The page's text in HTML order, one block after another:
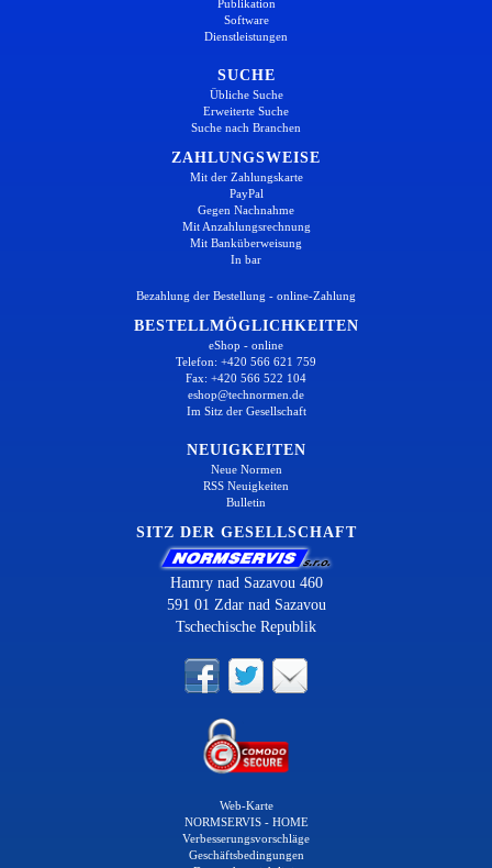
Publikation
Software
Dienstleistungen
SUCHE
Übliche Suche
Erweiterte Suche
Suche nach Branchen
ZAHLUNGSWEISE
Mit der Zahlungskarte
PayPal
Gegen Nachnahme
Mit Anzahlungsrechnung
Mit Banküberweisung
In bar
Bezahlung der Bestellung - online-Zahlung
BESTELLMÖGLICHKEITEN
eShop - online
Telefon: +420 566 621 759
Fax: +420 566 522 104
eshop@technormen.de
Im Sitz der Gesellschaft
NEUIGKEITEN
Neue Normen
RSS Neuigkeiten
Bulletin
SITZ DER GESELLSCHAFT
Hamry nad Sazavou 460
591 01 Zdar nad Sazavou
Tschechische Republik
Web-Karte
NORMSERVIS - HOME
Verbesserungsvorschläge
Geschäftsbedingungen